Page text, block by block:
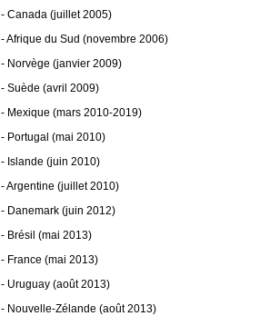
- Canada (juillet 2005)
- Afrique du Sud (novembre 2006)
- Norvège (janvier 2009)
- Suède (avril 2009)
- Mexique (mars 2010-2019)
- Portugal (mai 2010)
- Islande (juin 2010)
- Argentine (juillet 2010)
- Danemark (juin 2012)
- Brésil (mai 2013)
- France (mai 2013)
- Uruguay (août 2013)
- Nouvelle-Zélande (août 2013)